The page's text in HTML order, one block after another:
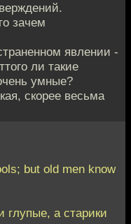
зачем
явлении -
ли такие
умные?
скорее весьма
but old men know
а старики